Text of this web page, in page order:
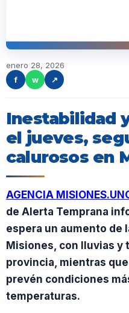
enero 28, 2026
f
w ↗
Inestabilidad
el jueves,
calurosos en
AGENCIA
de Alerta Temprana
espera un aumento de
Misiones, con lluvias y
provincia, mientras
prevén condiciones
temperaturas.